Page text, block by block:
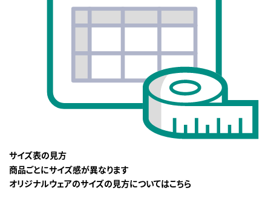
サイズ表の見方
商品ごとにサイズ感が異なります
オリジナルウェアのサイズの見方についてはこちら